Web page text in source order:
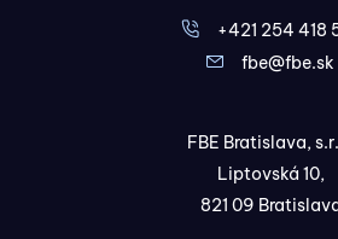
+421 254 418
fbe@fbe.sk
FBE Bratislava,
Liptovská 10,
821 09